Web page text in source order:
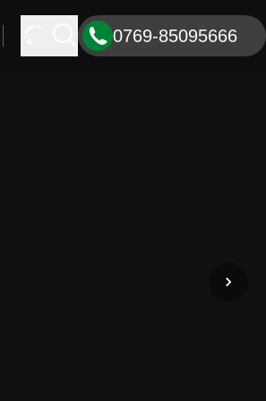
0769-85095666